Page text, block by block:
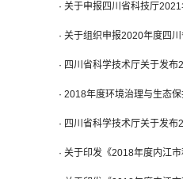
· 关于申报四川省科技厅
· 关于组织申报2020年度四
· 四川省科学技术厅关于发
· 2018年度环境治理与生态
· 四川省科学技术厅关于发
· 关于印发《2018年度内江